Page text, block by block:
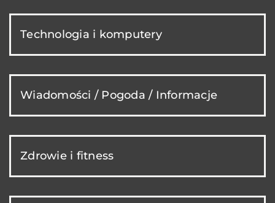
Technologia i komputery
Wiadomości / Pogoda / Informacje
Zdrowie i fitness